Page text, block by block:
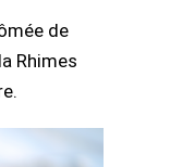
de
Rhimes